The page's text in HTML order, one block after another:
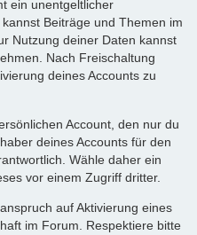
ein unentgeltlicher
Beiträge und Themen im
Nutzung deiner Daten kannst
Nach Freischaltung
deines Accounts zu
Account, den nur du
deines Accounts für den
Wähle daher ein
vor einem Zugriff dritter.
auf Aktivierung eines
im Forum. Respektiere bitte